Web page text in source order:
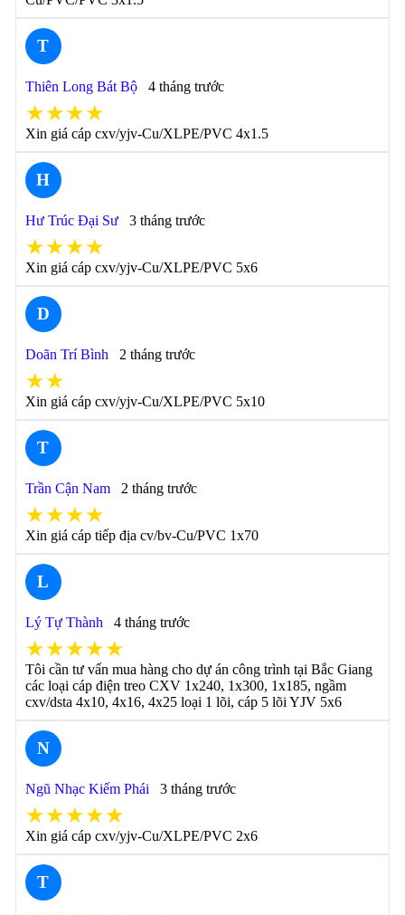
T
Thiên Long Bát Bộ 4 tháng trước
★★★★
Xin giá cáp cxv/yjv-Cu/XLPE/PVC 4x1.5
H
Hư Trúc Đại Sư 3 tháng trước
★★★★
Xin giá cáp cxv/yjv-Cu/XLPE/PVC 5x6
D
Doãn Trí Bình 2 tháng trước
★★
Xin giá cáp cxv/yjv-Cu/XLPE/PVC 5x10
T
Trần Cận Nam 2 tháng trước
★★★★
Xin giá cáp tiếp địa cv/bv-Cu/PVC 1x70
L
Lý Tự Thành 4 tháng trước
★★★★★
Tôi cần tư vấn mua hàng cho dự án công trình tại Bắc Giang
các loại cáp điện treo CXV 1x240, 1x300, 1x185, ngầm
cxv/dsta 4x10, 4x16, 4x25 loại 1 lõi, cáp 5 lõi YJV 5x6
N
Ngũ Nhạc Kiếm Phái 3 tháng trước
★★★★★
Xin giá cáp cxv/yjv-Cu/XLPE/PVC 2x6
T